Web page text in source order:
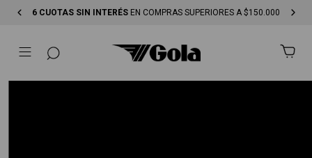
ENVÍO GRATISEN COMPRAS SUPERIORES A $250.000-